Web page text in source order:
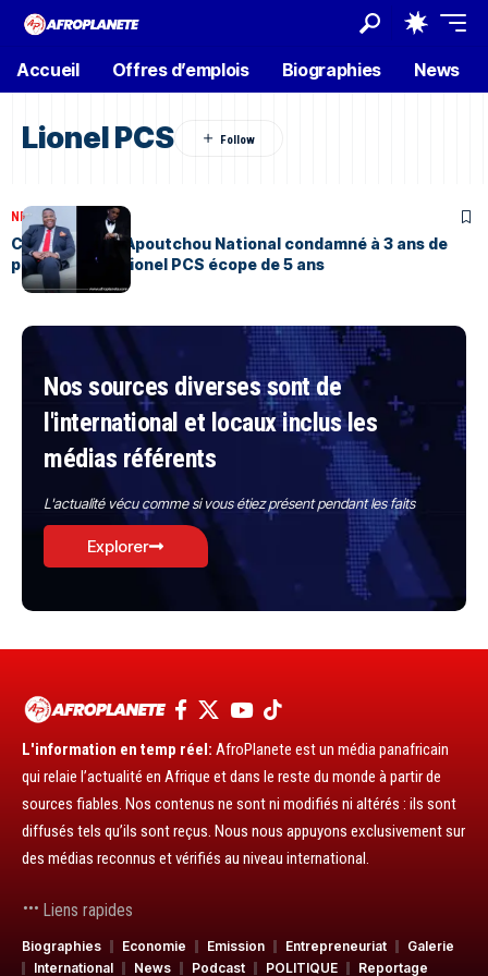
Accueil Offres d’emplois Biographies News
Lionel PCS
NEWSJuin 2, 2026
Côte d’Ivoire : Apoutchou National condamné à 3 ans de
prison ferme, Lionel PCS écope de 5 ans
Nos sources diverses sont de
l'international et locaux inclus les
médias référents
L'actualité vécu comme si vous étiez présent pendant les faits
Explorer
L'information en temp réel: AfroPlanete est un média panafricain
qui relaie l’actualité en Afrique et dans le reste du monde à partir de
sources fiables. Nos contenus ne sont ni modifiés ni altérés : ils sont
diffusés tels qu’ils sont reçus. Nous nous appuyons exclusivement sur
des médias reconnus et vérifiés au niveau international.
Liens rapides
Biographies Economie Emission Entrepreneuriat
Galerie
International
News Podcast POLITIQUE Reportage